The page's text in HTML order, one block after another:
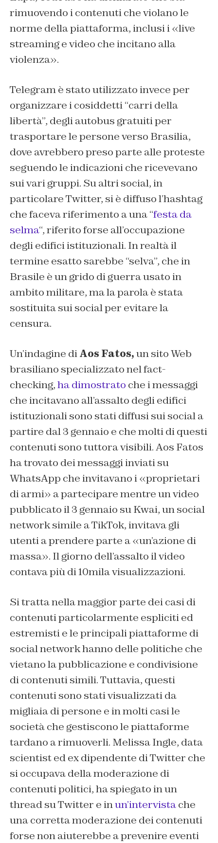
rimuovendo i contenuti che violano le
norme della piattaforma, inclusi i «live
streaminge video che incitano alla
violenza».
Telegram è stato utilizzato invece per
organizzare i cosiddetti “carri della
libertà”, degli autobus gratuiti per
trasportare le persone verso Brasilia,
dove avrebbero preso parte alle proteste
seguendo le indicazioni che ricevevano
sui vari gruppi. Su altri social, in
particolare Twitter, si è diffuso l’hashtag
che faceva riferimento a una “festa da
selma“, riferito forse all’occupazione
degli edifici istituzionali. In realtà il
termine esatto sarebbe “selva”, che in
Brasile è un grido di guerra usato in
ambito militare, ma la parola è stata
sostituita sui social per evitare la
censura.
Un’indagine diAos Fatos,un sito Web
brasiliano specializzato nelfact-
checking,ha dimostrato che i messaggi
che incitavano all’assalto degli edifici
istituzionali sono stati diffusi sui social a
partire dal 3 gennaio e che molti di questi
contenuti sono tuttora visibili.Aos Fatos
ha trovato dei messaggi inviati su
WhatsApp che invitavano i «proprietari
di armi» a partecipare mentre un video
pubblicato il 3 gennaio su Kwai, un social
network simile a TikTok, invitava gli
utenti a prendere parte a «un’azione di
massa». Il giorno dell’assalto il video
contava più di 10mila visualizzazioni.
Si tratta nella maggior parte dei casi di
contenuti particolarmente espliciti ed
estremisti e le principali piattaforme di
social network hanno delle politiche che
vietano la pubblicazione e condivisione
di contenuti simili. Tuttavia, questi
contenuti sono stati visualizzati da
migliaia di persone e in molti casi le
società che gestiscono le piattaforme
tardano a rimuoverli. Melissa Ingle, data
scientist ed ex dipendente di Twitter che
si occupava della moderazione di
contenuti politici, ha spiegato in un
thread su Twitter e inun’intervistache
una corretta moderazione dei contenuti
forse non aiuterebbe a prevenire eventi